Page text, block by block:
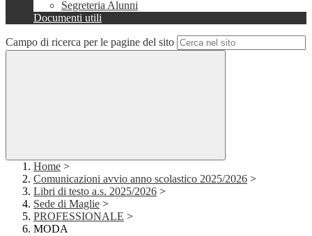
Segreteria Alunni
Documenti utili
Campo di ricerca per le pagine del sito
Home >
Comunicazioni avvio anno scolastico 2025/2026 >
Libri di testo a.s. 2025/2026 >
Sede di Maglie >
PROFESSIONALE >
MODA